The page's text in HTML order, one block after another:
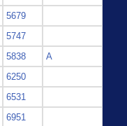
5679
5747
5838
A
6250
6531
6951